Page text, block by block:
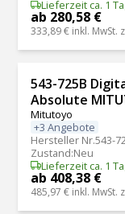
Lieferzeit ca. 1
ab 280,58 €
333,89 € inkl. MwSt.
543-725B
Absolute
Mitutoyo
+3 Angebote
Hersteller Nr.543-
Zustand:Neu
Lieferzeit ca. 1
ab 408,38 €
485,97 € inkl. MwSt.